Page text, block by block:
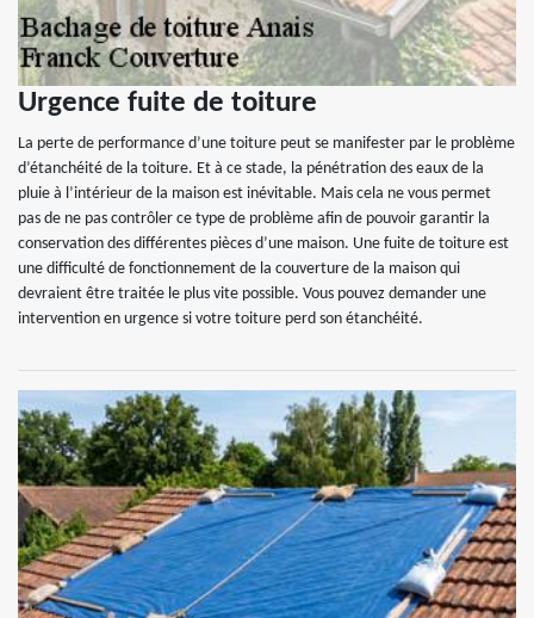
Urgence fuite de toiture
La perte de performance d’une toiture peut se manifester par le problème
d’étanchéité de la toiture. Et à ce stade, la pénétration des eaux de la
pluie à l’intérieur de la maison est inévitable. Mais cela ne vous permet
pas de ne pas contrôler ce type de problème afin de pouvoir garantir la
conservation des différentes pièces d’une maison. Une fuite de toiture est
une difficulté de fonctionnement de la couverture de la maison qui
devraient être traitée le plus vite possible. Vous pouvez demander une
intervention en urgence si votre toiture perd son étanchéité.